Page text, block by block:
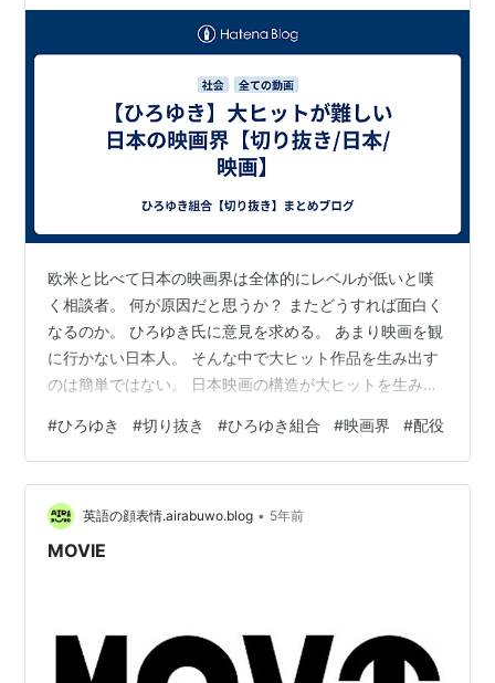
欧米と比べて日本の映画界は全体的にレベルが低いと嘆
く相談者。 何が原因だと思うか？ またどうすれば面白く
なるのか。 ひろゆき氏に意見を求める。 あまり映画を観
に行かない日本人。 そんな中で大ヒット作品を生み出す
のは簡単ではない。 日本映画の構造が大ヒットを生み出
ルを起用するのにはきちんと理由があります。 日本の映
画界のレベルが低い原因や理由についてひろゆき氏が見
解を述べます。 youtu.be
#ひろゆき #切り抜き #ひろゆき組合 #映画界 #配役
英語の顔表情.airabuwo.blog • 5年前
MOVIE